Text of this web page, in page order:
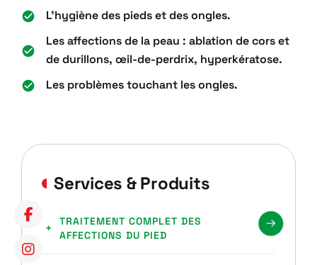
L’hygiène des pieds et des ongles.
Les affections de la peau : ablation de cors et
de durillons, œil-de-perdrix, hyperkératose.
Les problèmes touchant les ongles.
Services & Produits
TRAITEMENT COMPLET DES
AFFECTIONS DU PIED